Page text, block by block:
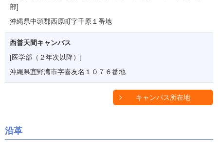
部]
沖縄県中頭郡西原町字千原１番地
西普天間キャンパス
[医学部（２年次以降）]
沖縄県宜野湾市字喜友名１０７６番地
キャンパス所在地
沿革